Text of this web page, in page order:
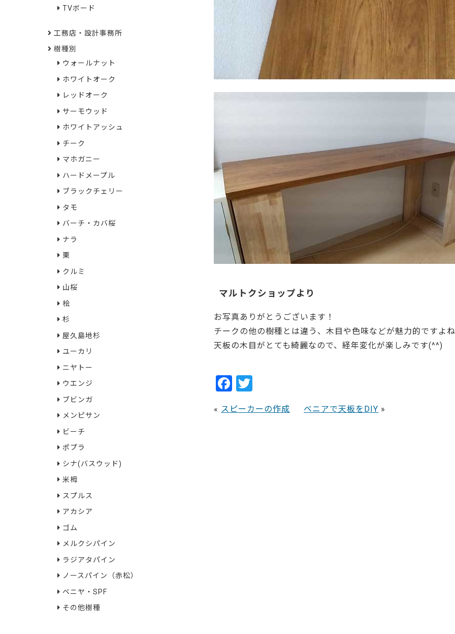
マルトクショップより
お写真ありがとうございます！
チークの他の樹種とは違う、木目や色味などが魅力的ですよ
天板の木目がとても綺麗なので、経年変化が楽しみです(^^)
F
c
itt
« スピーカーの作成 ベニアで天板をDIY »
TVボード
工務店・設計事務所
樹種別
ウォールナット
ホワイトオーク
レッドオーク
サーモウッド
ホワイトアッシュ
チーク
マホガニー
ハードメープル
ブラックチェリー
タモ
バーチ・カバ桜
ナラ
栗
クルミ
山桜
桧
杉
屋久島地杉
ユーカリ
ニヤトー
ウエンジ
ブビンガ
メンピサン
ビーチ
ポプラ
シナ(バスウッド)
米栂
スプルス
アカシア
ゴム
メルクシパイン
ラジアタパイン
ノースパイン（赤松）
ベニヤ・SPF
その他樹種